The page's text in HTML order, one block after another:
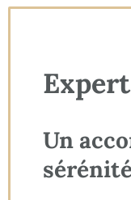
Un
sérénité